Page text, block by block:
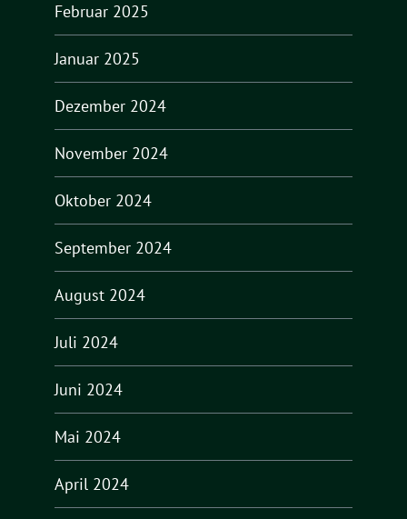
Februar 2025
Januar 2025
Dezember 2024
November 2024
Oktober 2024
September 2024
August 2024
Juli 2024
Juni 2024
Mai 2024
April 2024